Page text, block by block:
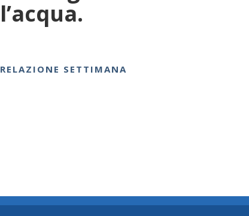
l’acqua.
RELAZIONE SETTIMANA